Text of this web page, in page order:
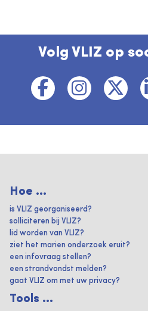
Volg VLIZ op
Hoe ...
is VLIZ georganiseerd?
solliciteren bij VLIZ?
lid worden van VLIZ?
ziet het marien onderzoek eruit?
een infovraag stellen?
een strandvondst melden?
gaat VLIZ om met uw privacy?
Tools ...